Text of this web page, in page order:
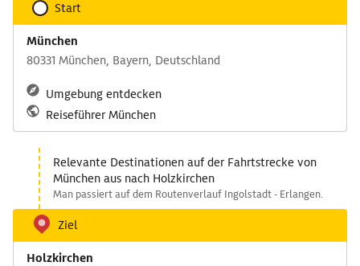
Start
München
80331 München, Bayern, Deutschland
Umgebung entdecken
Reiseführer München
Relevante Destinationen auf der Fahrtstrecke von
München aus nach Holzkirchen
Man passiert auf dem Routenverlauf Ingolstadt - Erlangen.
Ziel
Holzkirchen